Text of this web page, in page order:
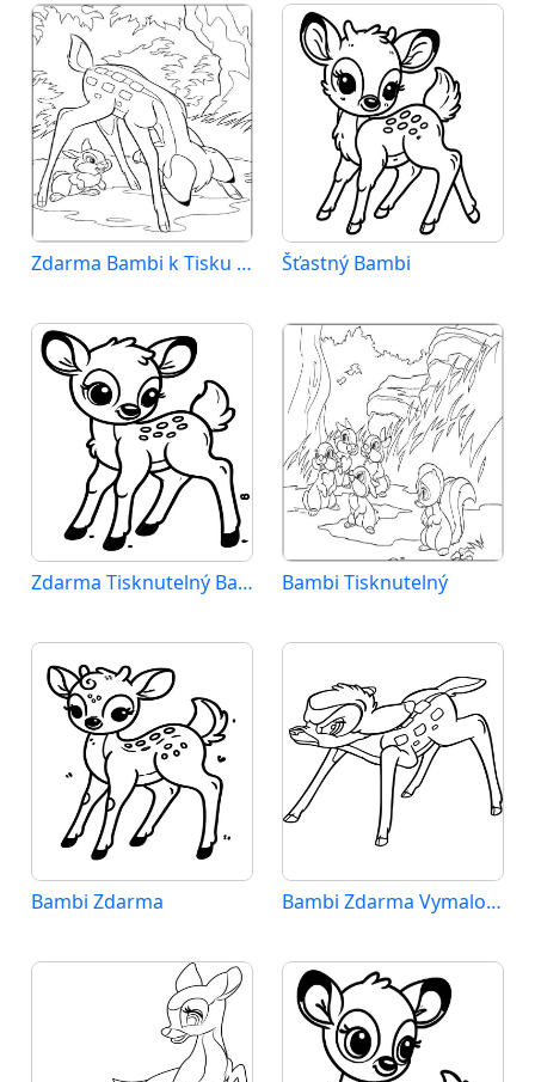
Zdarma Bambi k Tisku pro Děti Šťastný Bambi
Zdarma Tisknutelný Bambi Bambi Tisknutelný
Bambi Zdarma Bambi Zdarma Vymalovatelné Obrázek